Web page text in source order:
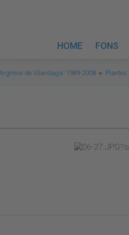
HOME FONS
de Vilardaga. 1989-2008 Plantes